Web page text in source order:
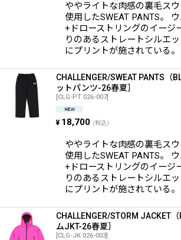
ややライトな肉感の裏毛ス
使用したSWEAT PANTS。
+ドローストリングのイージ
りのあるストレートシルエ
にプリントが施されている
CHALLENGER/SWEAT PANTS（
ットパンツ-26春夏］
[CLG-PT 026-007]
¥ 18,700 (税込)
ややライトな肉感の裏毛ス
使用したSWEAT PANTS。
+ドローストリングのイージ
りのあるストレートシルエ
にプリントが施されている
CHALLENGER/STORM JACKET
ムJKT-26春夏］
[CLG-JK 026-003]